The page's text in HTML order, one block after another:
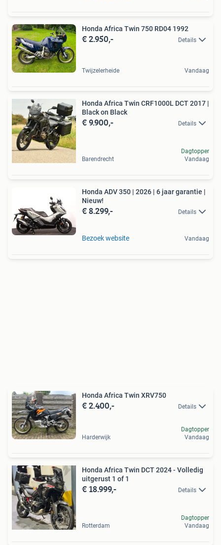
Honda Africa Twin 750 RD04 1992
€ 2.950,- Details
Twijzelerheide Vandaag
Honda Africa Twin CRF1000L DCT 2017 |
Black on Black
€ 9.900,- Details
Barendrecht
Dagtopper
Vandaag
Honda ADV 350 | 2026 | 6 jaar garantie |
Nieuw!
€ 8.299,- Details
Bezoek website Vandaag
Honda Africa Twin XRV750
€ 2.400,- Details
Harderwijk
Dagtopper
Vandaag
Honda Africa Twin DCT 2024 - Volledig
uitgerust 1 of 1
€ 18.999,- Details
Rotterdam
Dagtopper
Vandaag